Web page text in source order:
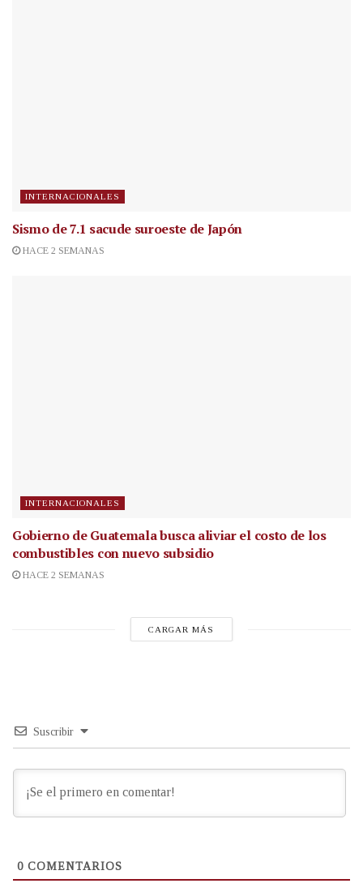
INTERNACIONALES
Sismo de 7.1 sacude suroeste de Japón
HACE 2 SEMANAS
INTERNACIONALES
Gobierno de Guatemala busca aliviar el costo de los
combustibles con nuevo subsidio
HACE 2 SEMANAS
CARGAR MÁS
Suscribir
0 COMENTARIOS